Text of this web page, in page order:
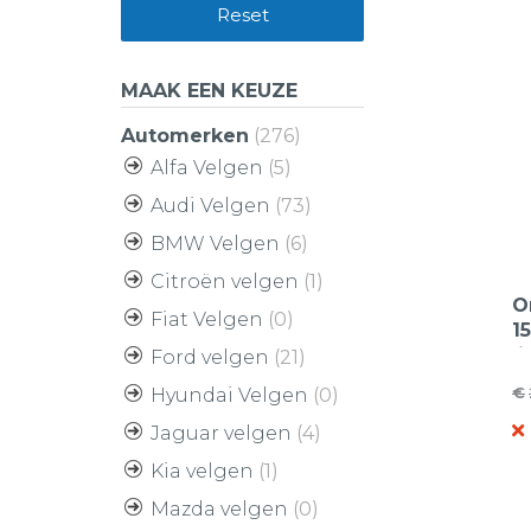
€
Reset
MAAK EEN KEUZE
Automerken (276)
Alfa Velgen (5)
Audi Velgen (73)
BMW Velgen (6)
Citroën velgen (1)
Fiat Velgen (0)
Ford velgen (21)
Hyundai Velgen (0)
Jaguar velgen (4)
Kia velgen (1)
Mazda velgen (0)